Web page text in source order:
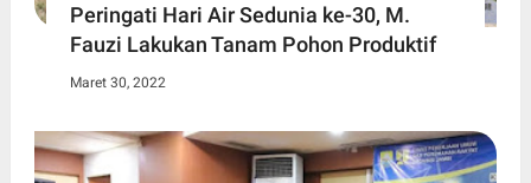
Peringati Hari Air Sedunia ke-30, M.
Fauzi Lakukan Tanam Pohon Produktif
Maret 30, 2022